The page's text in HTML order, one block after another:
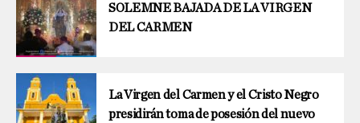
SOLEMNE BAJADA DE LA VIRGEN
DEL CARMEN
La Virgen del Carmen y el Cristo Negro
presidirán toma de posesión del nuevo